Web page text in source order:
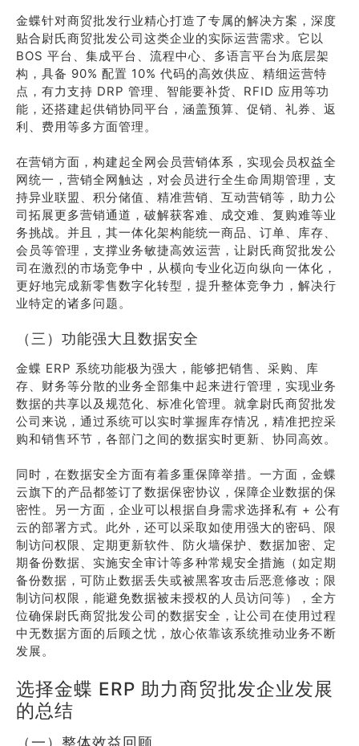
金蝶针对商贸批发行业精心打造了专属的解决方案，深度
贴合尉氏商贸批发公司这类企业的实际运营需求。它以
BOS 平台、集成平台、流程中心、多语言平台为底层架
构，具备 90% 配置 10% 代码的高效供应、精细运营特
点，有力支持 DRP 管理、智能要补货、RFID 应用等功
能，还搭建起供销协同平台，涵盖预算、促销、礼券、返
利、费用等多方面管理。
在营销方面，构建起全网会员营销体系，实现会员权益全
网统一，营销全网触达，对会员进行全生命周期管理，支
持异业联盟、积分储值、精准营销、互动营销等，助力公
司拓展更多营销通道，破解获客难、成交难、复购难等业
务挑战。并且，其一体化架构能统一商品、订单、库存、
会员等管理，支撑业务敏捷高效运营，让尉氏商贸批发公
司在激烈的市场竞争中，从横向专业化迈向纵向一体化，
更好地完成新零售数字化转型，提升整体竞争力，解决行
业特定的诸多问题。
（三）功能强大且数据安全
金蝶 ERP 系统功能极为强大，能够把销售、采购、库
存、财务等分散的业务全部集中起来进行管理，实现业务
数据的共享以及规范化、标准化管理。就拿尉氏商贸批发
公司来说，通过系统可以实时掌握库存情况，精准把控采
购和销售环节，各部门之间的数据实时更新、协同高效。
同时，在数据安全方面有着多重保障举措。一方面，金蝶
云旗下的产品都签订了数据保密协议，保障企业数据的保
密性。另一方面，企业可以根据自身需求选择私有 + 公有
云的部署方式。此外，还可以采取如使用强大的密码、限
制访问权限、定期更新软件、防火墙保护、数据加密、定
期备份数据、实施安全审计等多种常规安全措施（如定期
备份数据，可防止数据丢失或被黑客攻击后恶意修改；限
制访问权限，能避免数据被未授权的人员访问等），全方
位确保尉氏商贸批发公司的数据安全，让公司在使用过程
中无数据方面的后顾之忧，放心依靠该系统推动业务不断
发展。
选择金蝶 ERP 助力商贸批发企业发展
的总结
（一）整体效益回顾